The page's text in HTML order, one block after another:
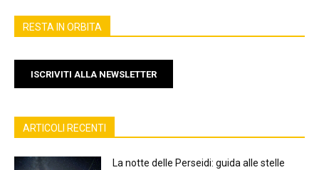
RESTA IN ORBITA
ISCRIVITI ALLA NEWSLETTER
ARTICOLI RECENTI
La notte delle Perseidi: guida alle stelle